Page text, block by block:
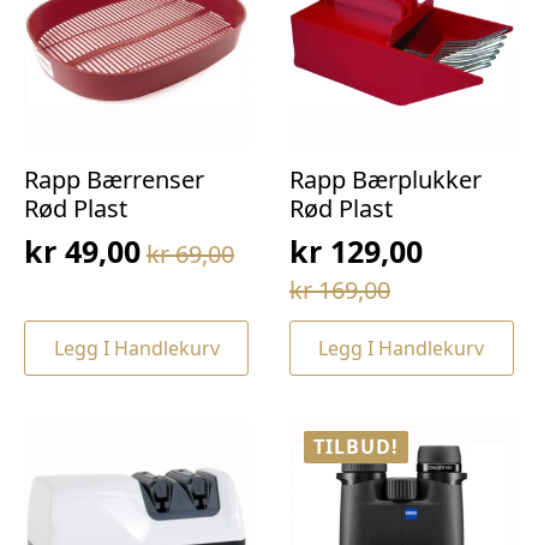
Rapp Bærrenser
Rød Plast
kr69,00
Opprinnelig
var:
kr 69,00.
kr 49,00
Nåværende
er:
kr 49,00.
Legg I Handlekurv
Rapp Bærplukker
Rød Plast
kr169,00
Opprinnelig
pris
var:
kr129,00
Nåværende
pris
er:Legg I Handlekurv
TILBUD!